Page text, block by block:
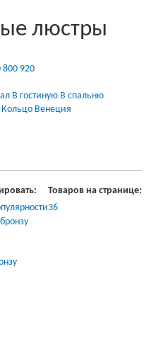
люстры
800 920
В гостиную В спальню
Кольцо Венеция
Товаров на странице:
36